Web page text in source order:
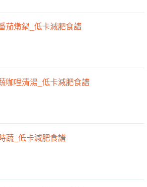
茄燉鍋_低卡減肥食譜
咖哩清湯_低卡減肥食譜
蔬_低卡減肥食譜